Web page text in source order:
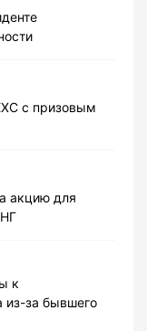
с призовым
акцию для
к
из-за бывшего